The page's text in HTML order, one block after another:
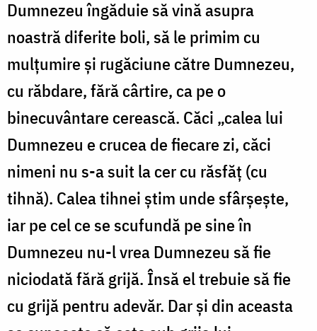
Dumnezeu îngăduie să vină asupra
noastră diferite boli, să le primim cu
mulțumire și rugăciune către Dumnezeu,
cu răbdare, fără cârtire, ca pe o
binecuvântare cerească. Căci „calea lui
Dumnezeu e crucea de fiecare zi, căci
nimeni nu s-a suit la cer cu răsfăț (cu
tihnă). Calea tihnei știm unde sfârșește,
iar pe cel ce se scufundă pe sine în
Dumnezeu nu-l vrea Dumnezeu să fie
niciodată fără grijă. Însă el trebuie să fie
cu grijă pentru adevăr. Dar și din aceasta